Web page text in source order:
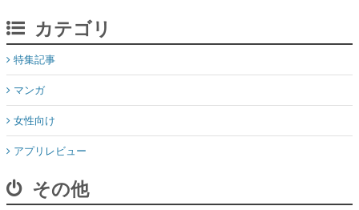
カテゴリ
特集記事
マンガ
女性向け
アプリレビュー
その他